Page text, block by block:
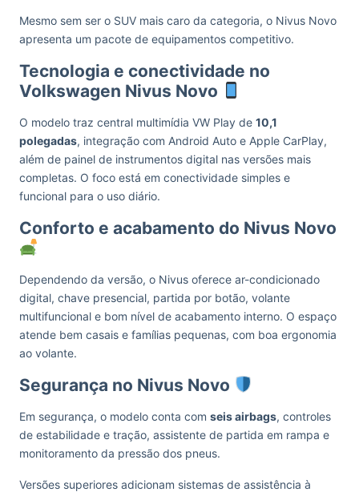
Mesmo sem ser o SUV mais caro da categoria, o Nivus Novo
apresenta um pacote de equipamentos competitivo.
Tecnologia e conectividade no
Volkswagen Nivus Novo
O modelo traz central multimídia VW Play de 10,1
polegadas, integração com Android Auto e Apple CarPlay,
além de painel de instrumentos digital nas versões mais
completas. O foco está em conectividade simples e
funcional para o uso diário.
Conforto e acabamento do Nivus Novo
Dependendo da versão, o Nivus oferece ar-condicionado
digital, chave presencial, partida por botão, volante
multifuncional e bom nível de acabamento interno. O espaço
atende bem casais e famílias pequenas, com boa ergonomia
ao volante.
Segurança no Nivus Novo
Em segurança, o modelo conta com seis airbags, controles
de estabilidade e tração, assistente de partida em rampa e
monitoramento da pressão dos pneus.
Versões superiores adicionam sistemas de assistência à